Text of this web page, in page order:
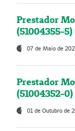
Prestador
(51004355-5)
07 de Maio de
Prestador
(51004352-0)
01 de Outubro de